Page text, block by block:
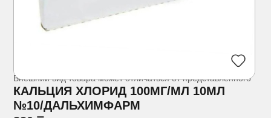
Внешний вид товара может отличаться от представленного
КАЛЬЦИЯ ХЛОРИД 100МГ/МЛ 10МЛ
№10/ДАЛЬХИМФАРМ